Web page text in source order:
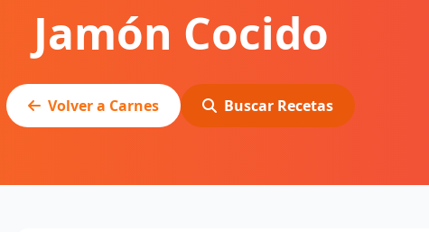
Jamón Cocido
Volver a Carnes Buscar Recetas